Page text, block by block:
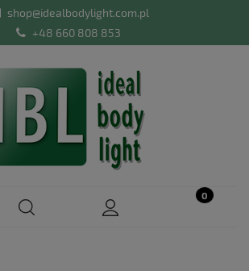
shop@idealbodylight.com.pl
+48 660 808 853